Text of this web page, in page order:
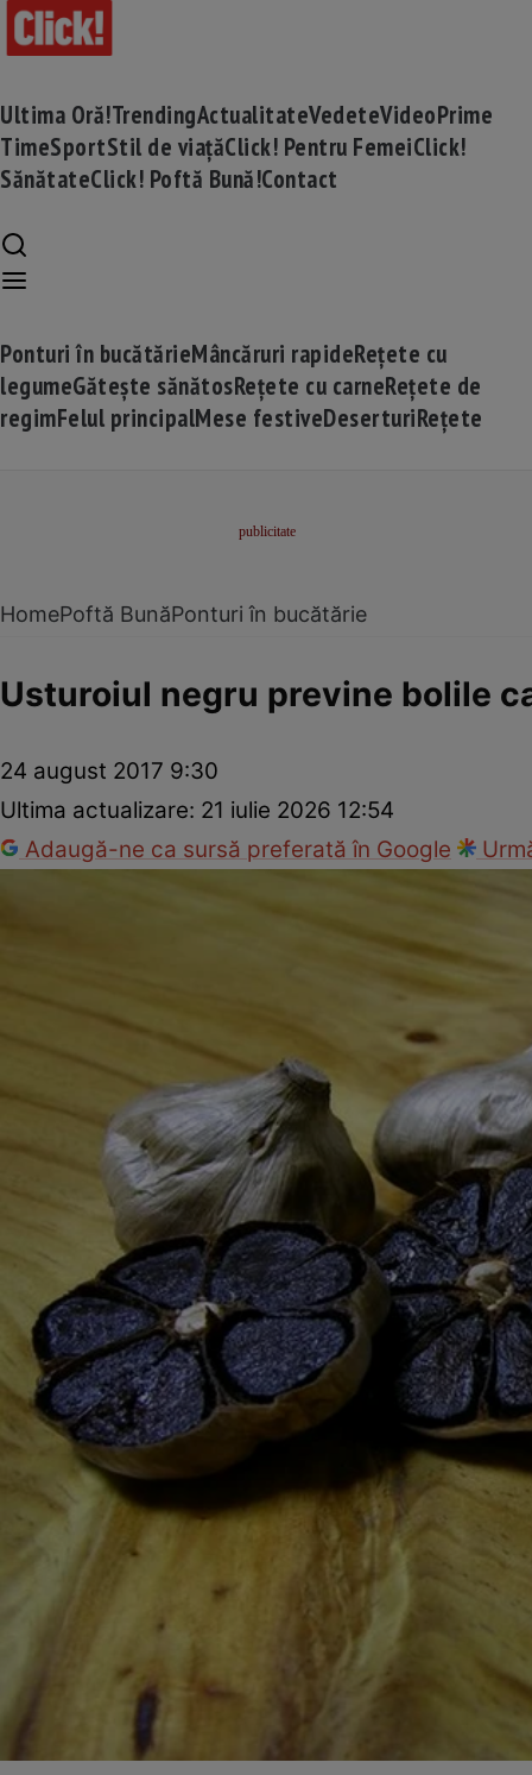
Ultima Oră!TrendingActualitateVedeteVideoPrime
TimeSportStil de viațăClick! Pentru FemeiClick!
SănătateClick! Poftă Bună!Contact
Ponturi în bucătărieMâncăruri rapideRețete cu
legumeGătește sănătosRețete cu carneRețete de
regimFelul principalMese festiveDeserturiRețete
HomePoftă BunăPonturi în bucătărie
Usturoiul negru previne bolile
24 august 2017 9:30
Ultima actualizare: 21 iulie 2026 12:54
Adaugă-ne ca sursă preferată în Google